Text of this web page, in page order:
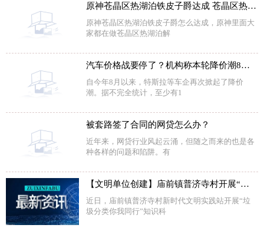
原神苍晶区热湖泊铁皮子爵达成 苍晶区热湖泊铁皮子爵达成流程
原神苍晶区热湖泊铁皮子爵怎么达成，原神里面大
家都在做苍晶区热湖泊解
汽车价格战要停了？机构称本轮降价潮8月底基本都会结束
自今年8月以来，特斯拉等车企再次掀起了降价
潮。据不完全统计，至少有1
被套路签了合同的网贷怎么办？
近年来，网贷行业风起云涌，但随之而来的也是各
种各样的问题和陷阱。有
【文明单位创建】庙前镇普济寺村开展“垃圾分类 你我同行”知识科普活动
近日，庙前镇普济寺村新时代文明实践站开展“垃
圾分类你我同行”知识科